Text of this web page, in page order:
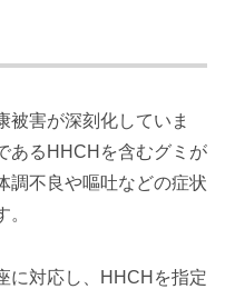
被害が深刻化していま
あるHHCHを含むグミが
調不良や嘔吐などの症状
に対応し、HHCHを指定